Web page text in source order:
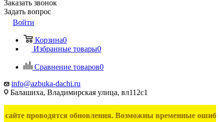
Заказать звонок
Задать вопрос
Войти
Корзина0
Избранные товары0
Сравнение товаров0
info@azbuka-dachi.ru
Балашиха, Владимирская улица, вл112с1
обновления. Возможны временные ошибки в